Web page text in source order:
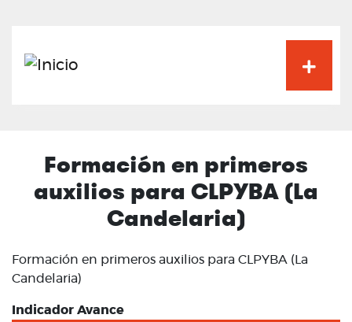
Formación en primeros
auxilios para CLPYBA (La
Candelaria)
Formación en primeros auxilios para CLPYBA (La
Candelaria)
Indicador Avance